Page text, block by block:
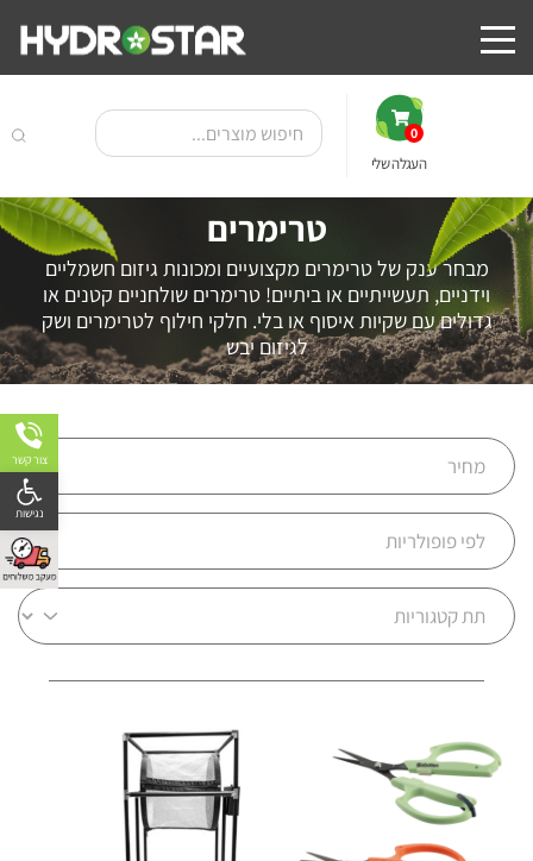
0
העגלה שלי
טרימרים
מבחר ענק של טרימרים מקצועיים ומכונות גיזום חשמליים
וידניים, תעשייתיים או ביתיים! טרימרים שולחניים קטנים או
גדולים עם שקיות איסוף או בלי. חלקי חילוף לטרימרים ושק
לגיזום יבש
צור קשר